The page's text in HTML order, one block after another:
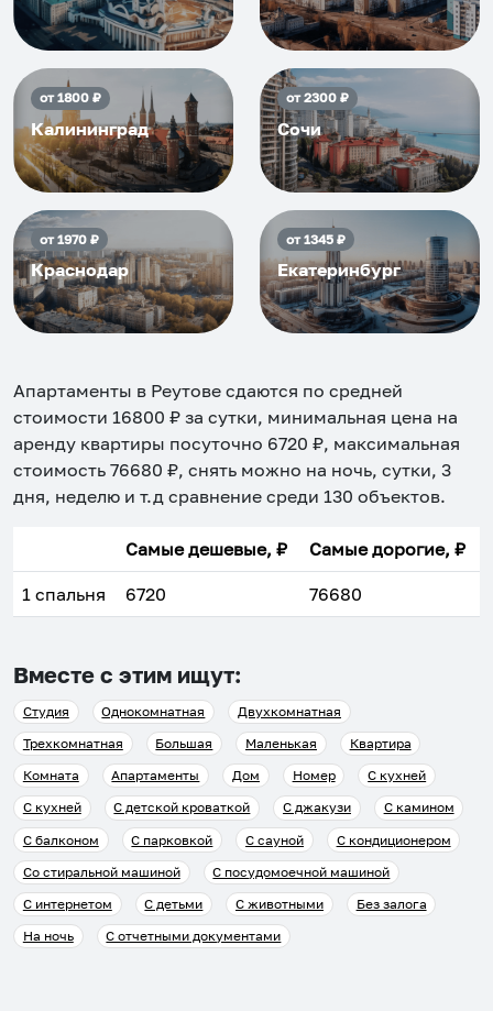
от1800₽
Калининград
от2300₽
Сочи
от1970₽
Краснодар
от1345₽
Екатеринбург
Апартаменты в Реутове сдаются по средней
стоимости 16800 ₽ за сутки, минимальная цена на
аренду квартиры посуточно 6720 ₽, максимальная
стоимость 76680 ₽, снять можно на ночь, сутки, 3
дня, неделю и т.д сравнение среди 130 объектов.
Самые дешевые, ₽ Самые дорогие, ₽
1 спальня 6720 76680
Вместе с этим ищут:
Студия Однокомнатная
Двухкомнатная
Трехкомнатная
Большая Маленькая
Квартира
Комната
Апартаменты Дом Номер
С кухней
С кухней
С детской кроваткой С джакузи
С камином
С балконом
С парковкой С сауной
С кондиционером
Со стиральной машиной
С посудомоечной машиной
С интернетом
С детьми С животными
Без залога
На ночь
С отчетными документами